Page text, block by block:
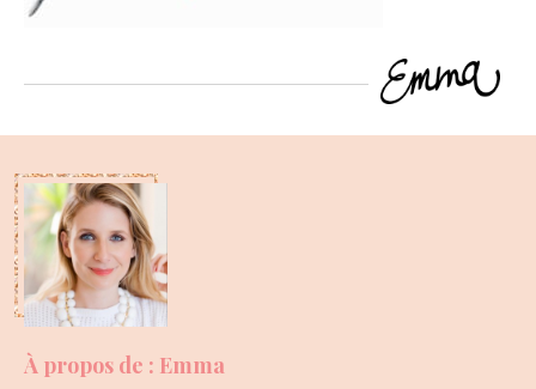
À propos de : Emma